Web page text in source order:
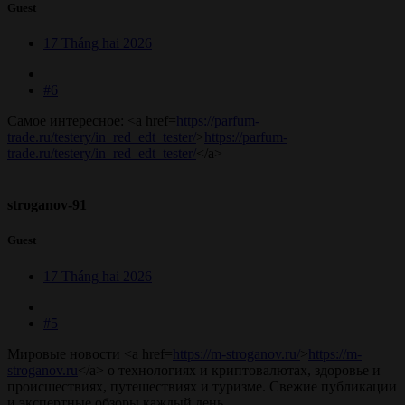
Guest
17 Tháng hai 2026
#6
Самое интересное: <a href=
https://parfum-
trade.ru/testery/in_red_edt_tester/
https://parfum-
trade.ru/testery/in_red_edt_tester/
</a>
stroganov-91
Guest
17 Tháng hai 2026
#5
Мировые новости <a href=
https://m-stroganov.ru/
https://m-
stroganov.ru
</a> о технологиях и криптовалютах, здоровье и
происшествиях, путешествиях и туризме. Свежие публикации